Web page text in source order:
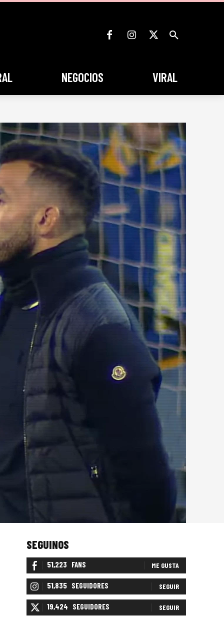
NEGOCIOS VIRAL
SEGUINOS
51,223 FANS ME GUSTA
51,835 SEGUIDORES SEGUIR
19,424 SEGUIDORES SEGUIR